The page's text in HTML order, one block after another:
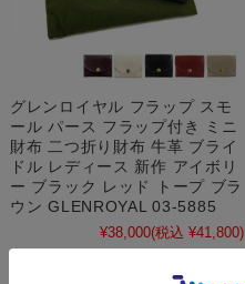
グレンロイヤル フラップ スモ
ール パース フラップ付き ミニ
財布 二つ折り財布 牛革 ブライ
ドル レディース 新作 アイボリ
ー ブラック レッド トープ ブラ
ウン GLENROYAL 03-5885
¥38,000(税込 ¥41,800)